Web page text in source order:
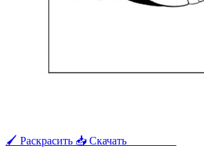
🖌 Раскрасить 📥 Скачать